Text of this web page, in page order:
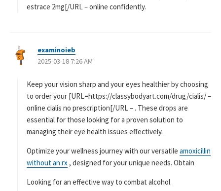
estrace 2mg[/URL – online confidently.
examinoieb
り
2025-03-18 7:26 AM
Keep your vision sharp and your eyes healthier by choosing
to order your [URL=https://classybodyart.com/drug/cialis/ –
online cialis no prescription[/URL – . These drops are
essential for those looking for a proven solution to
managing their eye health issues effectively.
Optimize your wellness journey with our versatile amoxicillin
without an rx , designed for your unique needs. Obtain
Looking for an effective way to combat alcohol